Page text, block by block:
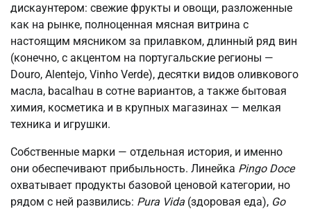
дискаунтером: свежие фрукты и овощи, разложенные
как на рынке, полноценная мясная витрина с
настоящим мясником за прилавком, длинный ряд вин
(конечно, с акцентом на португальские регионы —
Douro, Alentejo, Vinho Verde), десятки видов оливкового
масла, bacalhau в сотне вариантов, а также бытовая
химия, косметика и в крупных магазинах — мелкая
техника и игрушки.
Собственные марки — отдельная история, и именно
они обеспечивают прибыльность. Линейка Pingo Doce
охватывает продукты базовой ценовой категории, но
рядом с ней развились: Pura Vida (здоровая еда), Go